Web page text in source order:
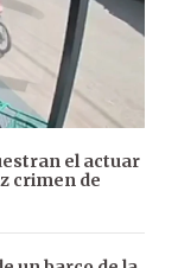
el actuar
crimen de